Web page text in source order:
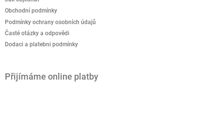
Obchodní podmínky
Podmínky ochrany osobních údajů
Časté otázky a odpovědi
Dodaci a platebni podmínky
Přijímáme online platby